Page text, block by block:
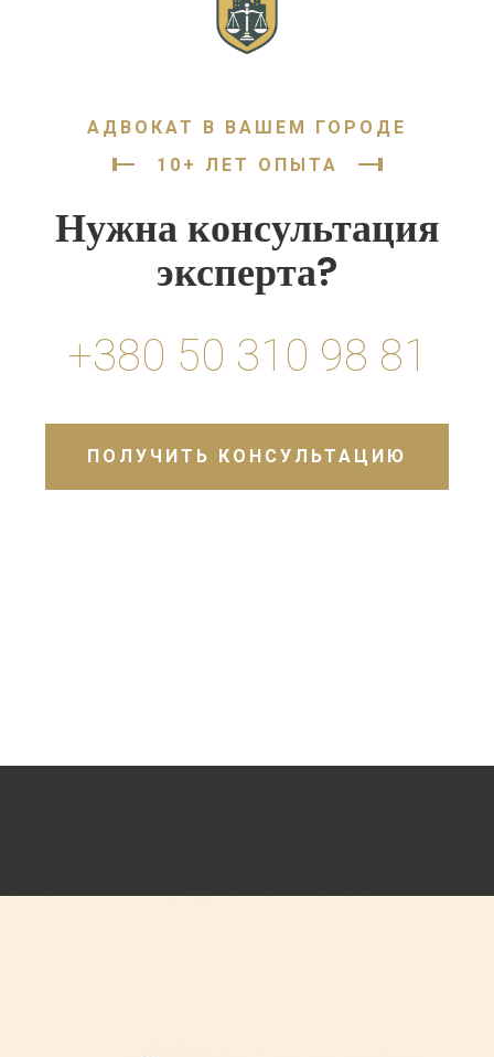
АДВОКАТ В ВАШЕМ ГОРОДЕ
10+ ЛЕТ ОПЫТА
Нужна консультация
эксперта?
+380 50 310 98 81
ПОЛУЧИТЬ КОНСУЛЬТАЦИЮ